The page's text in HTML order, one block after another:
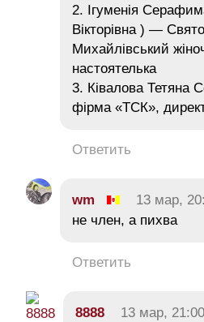
2. Ігуменія
Вікторівна ) —
Михайлівський
настоятелька
3. Ківалова Тетяна
фірма «ТСК»,
Ответить
wm 13 мар,
не член, а пихва
Ответить
8888 13 мар, 21:00